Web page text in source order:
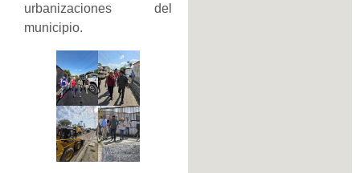
urbanizaciones del
municipio.